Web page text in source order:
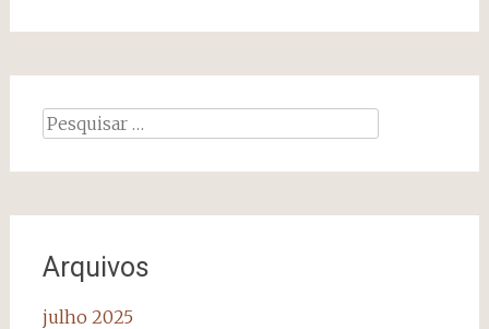
Pesquisar
Arquivos
julho 2025